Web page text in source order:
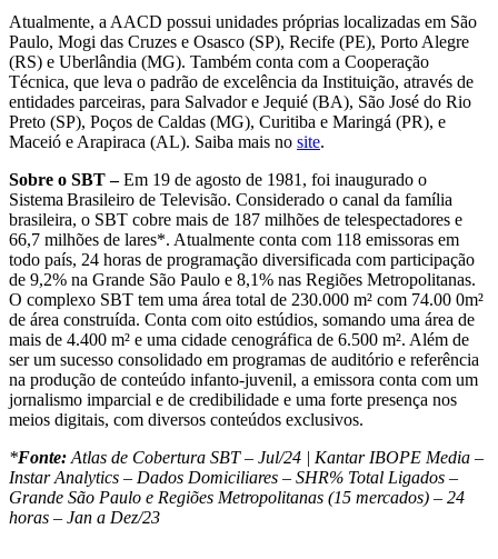
Atualmente, a AACD possui unidades próprias localizadas em São
Paulo, Mogi das Cruzes e Osasco (SP), Recife (PE), Porto Alegre
(RS) e Uberlândia (MG). Também conta com a Cooperação
Técnica, que leva o padrão de excelência da Instituição, através de
entidades parceiras, para Salvador e Jequié (BA), São José do Rio
Preto (SP), Poços de Caldas (MG), Curitiba e Maringá (PR), e
Maceió e Arapiraca (AL). Saiba mais no site.
Sobre o SBT –Em 19 de agosto de 1981, foi inaugurado o
Sistema Brasileiro de Televisão. Considerado o canal da família
brasileira, o SBT cobre mais de 187 milhões de telespectadores e
66,7 milhões de lares*. Atualmente conta com 118 emissoras em
todo país, 24 horas de programação diversificada com participação
de 9,2% na Grande São Paulo e 8,1% nas Regiões Metropolitanas.
O complexo SBT tem uma área total de 230.000 m² com 74.00 0m²
de área construída. Conta com oito estúdios, somando uma área de
mais de 4.400 m² e uma cidade cenográfica de 6.500 m². Além de
ser um sucesso consolidado em programas de auditório e referência
na produção de conteúdo infanto-juvenil, a emissora conta com um
jornalismo imparcial e de credibilidade e uma forte presença nos
meios digitais, com diversos conteúdos exclusivos.
*Fonte: Atlas de Cobertura SBT – Jul/24 | Kantar IBOPE Media –
Instar Analytics – Dados Domiciliares – SHR% Total Ligados –
Grande São Paulo e Regiões Metropolitanas (15 mercados) – 24
horas – Jan a Dez/23